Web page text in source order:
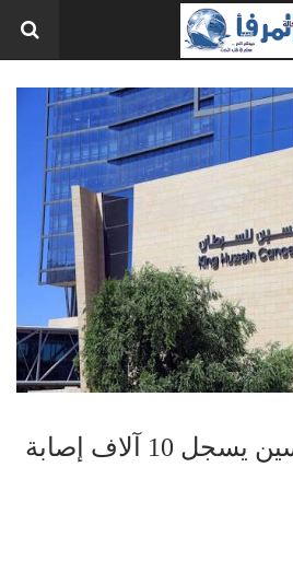
الاردن مركز الحسين يسجل 10 آلاف إصابة